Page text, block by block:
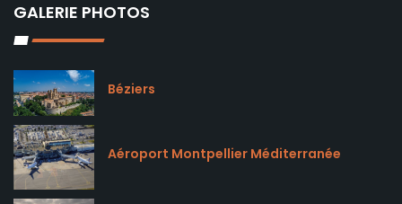
GALERIE PHOTOS
Béziers
Aéroport Montpellier Méditerranée